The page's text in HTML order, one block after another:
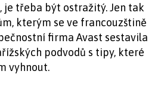
je třeba být ostražitý. Jen tak
kterým se ve francouzštině
firma Avast sestavila
podvodů s tipy, které
vyhnout.